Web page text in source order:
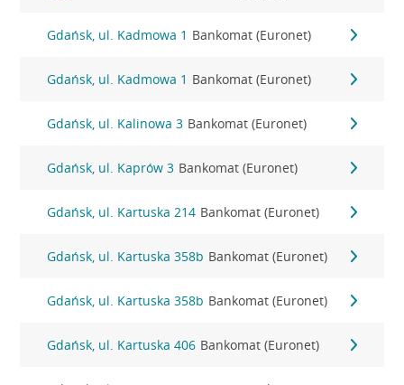
Gdańsk, ul. Kadmowa 1 Bankomat (Euronet)
Gdańsk, ul. Kadmowa 1 Bankomat (Euronet)
Gdańsk, ul. Kalinowa 3 Bankomat (Euronet)
Gdańsk, ul. Kaprów 3 Bankomat (Euronet)
Gdańsk, ul. Kartuska 214 Bankomat (Euronet)
Gdańsk, ul. Kartuska 358b Bankomat (Euronet)
Gdańsk, ul. Kartuska 358b Bankomat (Euronet)
Gdańsk, ul. Kartuska 406 Bankomat (Euronet)